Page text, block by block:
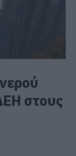
στους